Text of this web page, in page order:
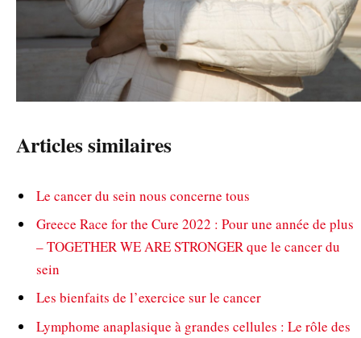
Articles similaires
Le cancer du sein nous concerne tous
Greece Race for the Cure 2022 : Pour une année de plus
– TOGETHER WE ARE STRONGER que le cancer du
sein
Les bienfaits de l’exercice sur le cancer
Lymphome anaplasique à grandes cellules : Le rôle des